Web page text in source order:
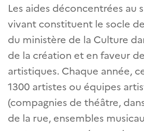
Les aides déconcentrées au
vivant constituent le socle
du ministère de la Culture
de la création et en faveur
artistiques. Chaque année,
1300 artistes ou équipes
(compagnies de théâtre,
de la rue, ensembles